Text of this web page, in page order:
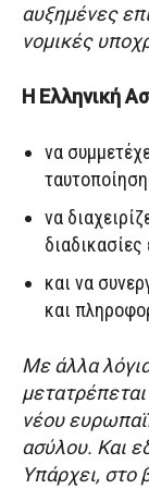
αυξημένες
νομικές
Η Ελληνική
να
να
και να
και
Με άλλα
νέου
ασύλου. Και
Υπάρχει, στο